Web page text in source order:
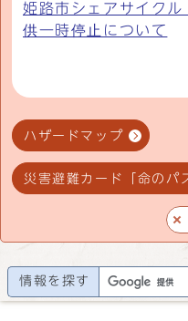
姫路市シェアサイク
供一時停止について
ハザードマップ
災害避難カード「命のパ
情報を探す